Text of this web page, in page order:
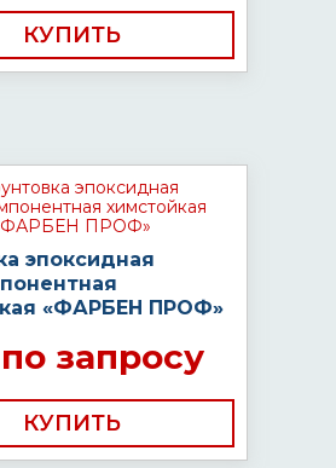
КУПИТЬ
эпоксидная
«ФАРБЕН ПРОФ»
запросу
КУПИТЬ